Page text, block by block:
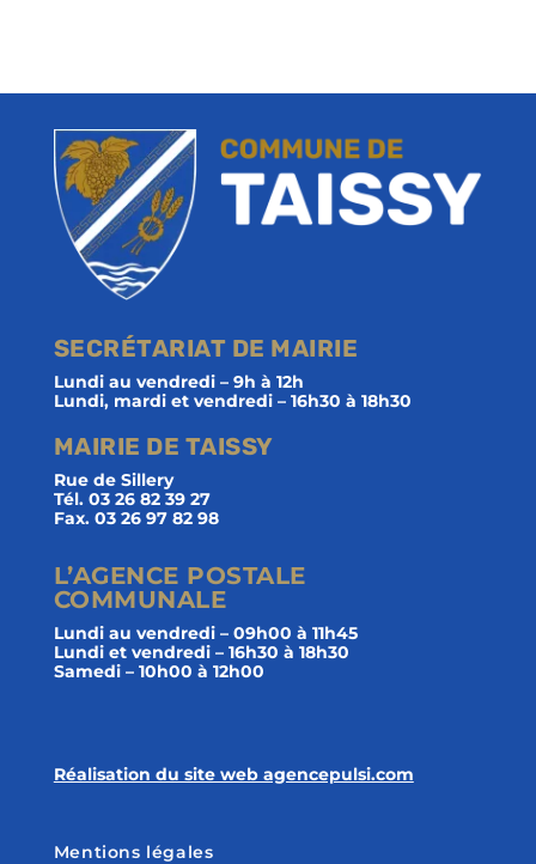
SECRÉTARIAT DE MAIRIE
Lundi au vendredi – 9h à 12h
Lundi, mardi et vendredi – 16h30 à 18h30
MAIRIE DE TAISSY
Rue de Sillery
Tél. 03 26 82 39 27
Fax. 03 26 97 82 98
L’AGENCE POSTALE
COMMUNALE
Lundi au vendredi – 09h00 à 11h45
Lundi et vendredi – 16h30 à 18h30
Samedi – 10h00 à 12h00
Réalisation du site web agencepulsi.com
Mentions légales